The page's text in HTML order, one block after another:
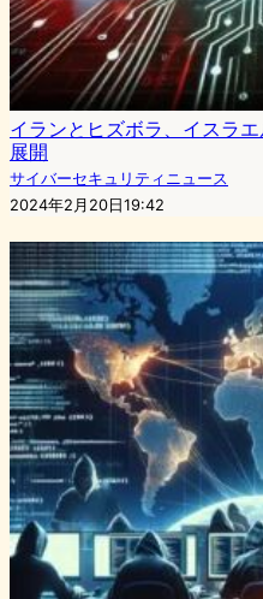
イランとヒズボラ、イスラ
展開
サイバーセキュリティニュース
2024年2月20日19:42